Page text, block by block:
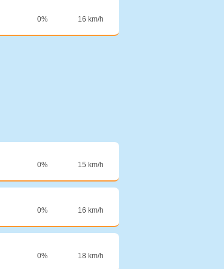
0% 16 km/h
0% 15 km/h
0% 16 km/h
0% 18 km/h